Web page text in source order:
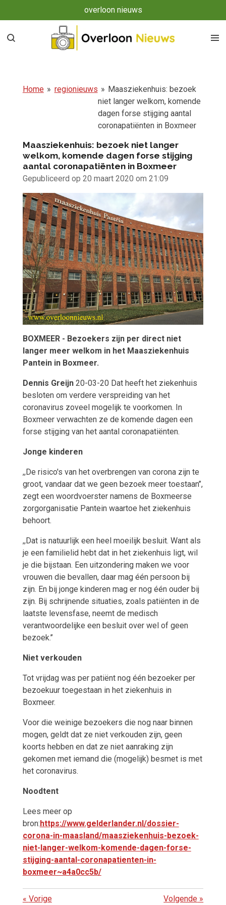
direct
naar
overloon nieuws
Home » regionieuws » Maasziekenhuis: bezoek
niet langer welkom, komende
dagen forse stijging aantal
coronapatiënten in Boxmeer
Maasziekenhuis: bezoek niet langer
welkom, komende dagen forse stijging
aantal coronapatiënten in Boxmeer
Gepubliceerd op 20 maart 2020 om 21:09
BOXMEER - Bezoekers zijn per direct niet
langer meer welkom in het Maasziekenhuis
Pantein in Boxmeer.
Dennis Greijn 20-03-20 Dat heeft het ziekenhuis
besloten om verdere verspreiding van het
coronavirus zoveel mogelijk te voorkomen. In
Boxmeer verwachten ze de komende dagen een
forse stijging van het aantal coronapatiënten.
Jonge kinderen
,,De risico's van het overbrengen van corona zijn te
groot, vandaar dat we geen bezoek meer toestaan’’,
zegt een woordvoerster namens de Boxmeerse
zorgorganisatie Pantein waartoe het ziekenhuis
behoort.
,,Dat is natuurlijk een heel moeilijk besluit. Want als
je een familielid hebt dat in het ziekenhuis ligt, wil
je die bijstaan. Een uitzondering maken we voor
vrouwen die bevallen, daar mag één persoon bij
zijn. En bij jonge kinderen mag er nog één ouder bij
zijn. Bij schrijnende situaties, zoals patiënten in de
laatste levensfase, neemt de medisch
verantwoordelijke een besluit over wel of geen
bezoek.’’
Niet verkouden
Tot vrijdag was per patiënt nog één bezoeker per
bezoekuur toegestaan in het ziekenhuis in
Boxmeer.
Voor die weinige bezoekers die nog naar binnen
mogen, geldt dat ze niet verkouden zijn, geen
koorts hebben en dat ze niet aanraking zijn
gekomen met iemand die (mogelijk) besmet is met
het coronavirus.
Noodtent
Lees meer op
bron:https://www.gelderlander.nl/dossier-
corona-in-maasland/maasziekenhuis-bezoek-
niet-langer-welkom-komende-dagen-forse-
stijging-aantal-coronapatienten-in-
boxmeer~a4a0cc5b/
« Vorige Volgende »